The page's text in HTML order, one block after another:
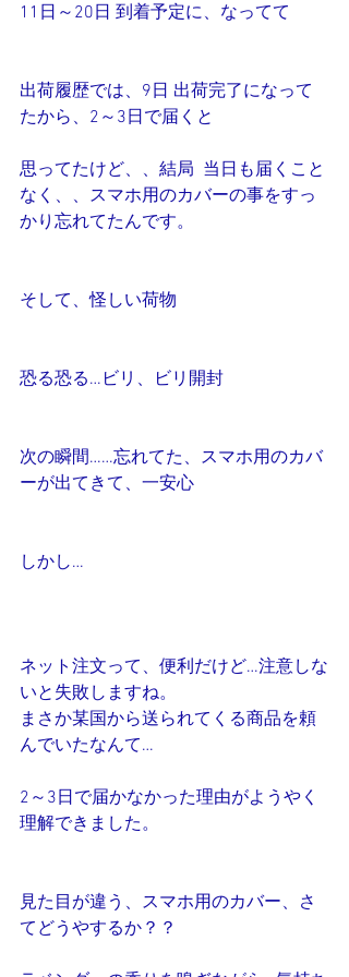
11日～20日 到着予定に、なってて
出荷履歴では、9日 出荷完了になって
たから、2～3日で届くと
思ってたけど、、結局  当日も届くこと
なく、、スマホ用のカバーの事をすっ
かり忘れてたんです。
そして、怪しい荷物
恐る恐る…ビリ、ビリ開封
次の瞬間……忘れてた、スマホ用のカバ
ーが出てきて、一安心
しかし…
ネット注文って、便利だけど…注意しな
いと失敗しますね。
まさか某国から送られてくる商品を頼
んでいたなんて…
2～3日で届かなかった理由がようやく
理解できました。
見た目が違う、スマホ用のカバー、さ
てどうやするか？？